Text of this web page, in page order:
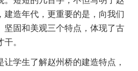
建造年代，更重要的是，向我们
坚固和美观三个特点，体现了古
。
学生了解赵州桥的建造特点，